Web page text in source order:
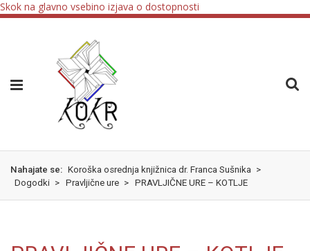
Skok na glavno vsebino izjava o dostopnosti
Nahajate se: Koroška osrednja knjižnica dr. Franca Sušnika >
Dogodki > Pravljične ure > PRAVLJIČNE URE – KOTLJE